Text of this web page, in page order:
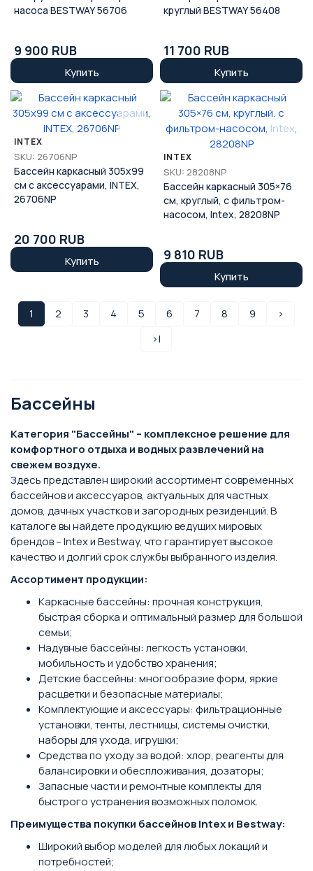
насоса BESTWAY 56706
9 900 RUB
Купить
круглый BESTWAY 56408
11 700 RUB
Купить
INTEX
SKU: 26706NP
Бассейн каркасный 305x99
см с аксессуарами, INTEX,
26706NP
20 700 RUB
Купить
INTEX
SKU: 28208NP
Бассейн каркасный 305×76
см, круглый, с фильтром-
насосом, Intex, 28208NP
9 810 RUB
Купить
1 2 3 4 5 6 7 8 9
>
>|
Бассейны
Категория "Бассейны" – комплексное решение для
комфортного отдыха и водных развлечений на
свежем воздухе.
Здесь представлен широкий ассортимент современных
бассейнов и аксессуаров, актуальных для частных
домов, дачных участков и загородных резиденций. В
каталоге вы найдете продукцию ведущих мировых
брендов – Intex и Bestway, что гарантирует высокое
качество и долгий срок службы выбранного изделия.
Ассортимент продукции:
Каркасные бассейны: прочная конструкция,
быстрая сборка и оптимальный размер для большой
семьи;
Надувные бассейны: легкость установки,
мобильность и удобство хранения;
Детские бассейны: многообразие форм, яркие
расцветки и безопасные материалы;
Комплектующие и аксессуары: фильтрационные
установки, тенты, лестницы, системы очистки,
наборы для ухода, игрушки;
Средства по уходу за водой: хлор, реагенты для
балансировки и обеспложивания, дозаторы;
Запасные части и ремонтные комплекты для
быстрого устранения возможных поломок.
Преимущества покупки бассейнов Intex и Bestway:
Широкий выбор моделей для любых локаций и
потребностей;